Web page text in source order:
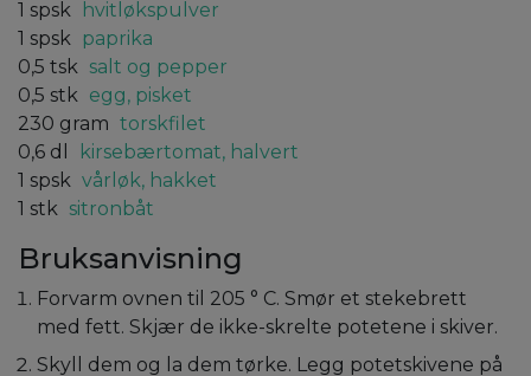
1 spsk
hvitløkspulver
1 spsk paprika
0,5 tsk salt og pepper
0,5 stk egg, pisket
230 gram torskfilet
0,6 dl
kirsebærtomat, halvert
1 spsk vårløk, hakket
1 stk sitronbåt
Bruksanvisning
Forvarm ovnen til 205 ° C. Smør et stekebrett
med fett. Skjær de ikke-skrelte potetene i skiver.
Skyll dem og la dem tørke. Legg potetskivene på